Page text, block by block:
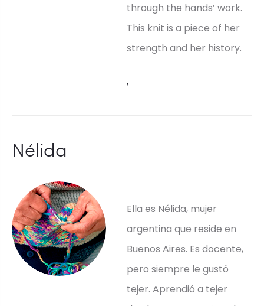
through the hands’ work.
This knit is a piece of her
strength and her history.
,
Nélida
Ella es Nélida, mujer
argentina que reside en
Buenos Aires. Es docente,
pero siempre le gustó
tejer. Aprendió a tejer